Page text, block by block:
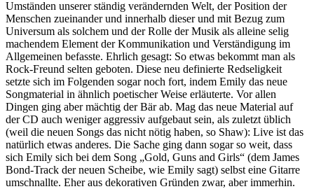
Umständen unserer ständig verändernden Welt, der Position der
Menschen zueinander und innerhalb dieser und mit Bezug zum
Universum als solchem und der Rolle der Musik als alleine selig
machendem Element der Kommunikation und Verständigung im
Allgemeinen befasste. Ehrlich gesagt: So etwas bekommt man als
Rock-Freund selten geboten. Diese neu definierte Redseligkeit
setzte sich im Folgenden sogar noch fort, indem Emily das neue
Songmaterial in ähnlich poetischer Weise erläuterte. Vor allen
Dingen ging aber mächtig der Bär ab. Mag das neue Material auf
der CD auch weniger aggressiv aufgebaut sein, als zuletzt üblich
(weil die neuen Songs das nicht nötig haben, so Shaw): Live ist das
natürlich etwas anderes. Die Sache ging dann sogar so weit, dass
sich Emily sich bei dem Song „Gold, Guns and Girls“ (dem James
Bond-Track der neuen Scheibe, wie Emily sagt) selbst eine Gitarre
umschnallte. Eher aus dekorativen Gründen zwar, aber immerhin.